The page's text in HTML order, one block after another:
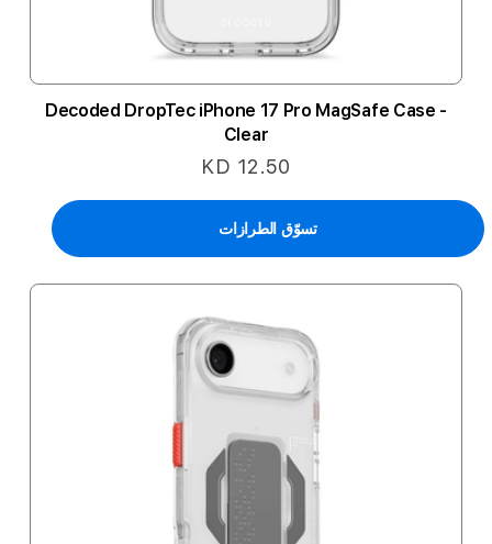
Decoded DropTec iPhone 17 Pro MagSafe Case -
Clear
KD 12.50
تسوّق الطرازات